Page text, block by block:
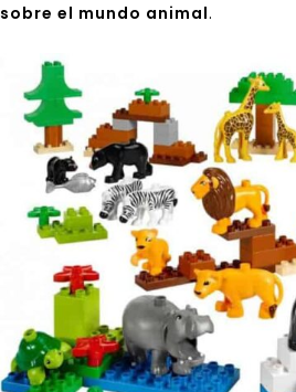
sobre el mundo animal.